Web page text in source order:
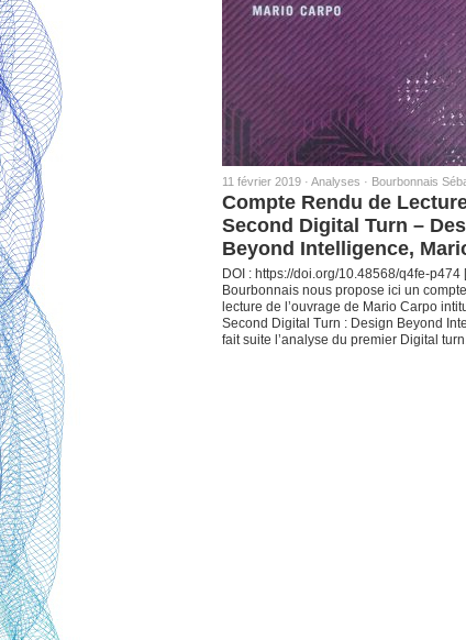
11 février 2019 · Analyses · Bourbonnais
Compte Rendu de
Second Digital Turn –
Beyond Intelligence,
DOI : https://doi.org/10.48568/q4fe-p474
Bourbonnais nous propose ici un
lecture de l’ouvrage de Mario Carpo
Second Digital Turn : Design Beyond
fait suite l’analyse du premier Digital